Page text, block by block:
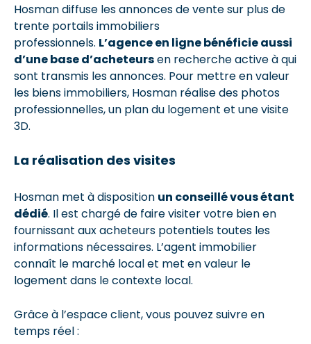
Hosman diffuse les annonces de vente sur plus de
trente portails immobiliers
professionnels. L’agence en ligne bénéficie aussi
d’une base d’acheteursen recherche active à qui
sont transmis les annonces. Pour mettre en valeur
les biens immobiliers, Hosman réalise des photos
professionnelles, un plan du logement et une visite
3D.
La réalisation des visites
Hosman met à disposition un conseillé vous étant
dédié. Il est chargé de faire visiter votre bien en
fournissant aux acheteurs potentiels toutes les
informations nécessaires. L’agent immobilier
connaît le marché local et met en valeur le
logement dans le contexte local.
Grâce à l’espace client, vous pouvez suivre en
temps réel :